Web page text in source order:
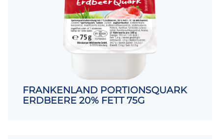
FRANKENLAND PORTIONSQUARK
ERDBEERE 20% FETT 75G